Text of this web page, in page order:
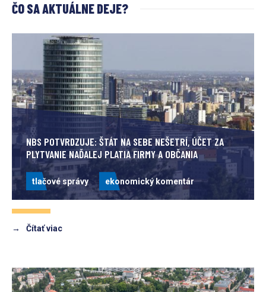
ČO SA AKTUÁLNE DEJE?
NBS POTVRDZUJE: ŠTÁT NA SEBE NEŠETRÍ, ÚČET ZA
PLYTVANIE NAĎALEJ PLATIA FIRMY A OBČANIA
tlačové správy ekonomický komentár
→ Čítať viac